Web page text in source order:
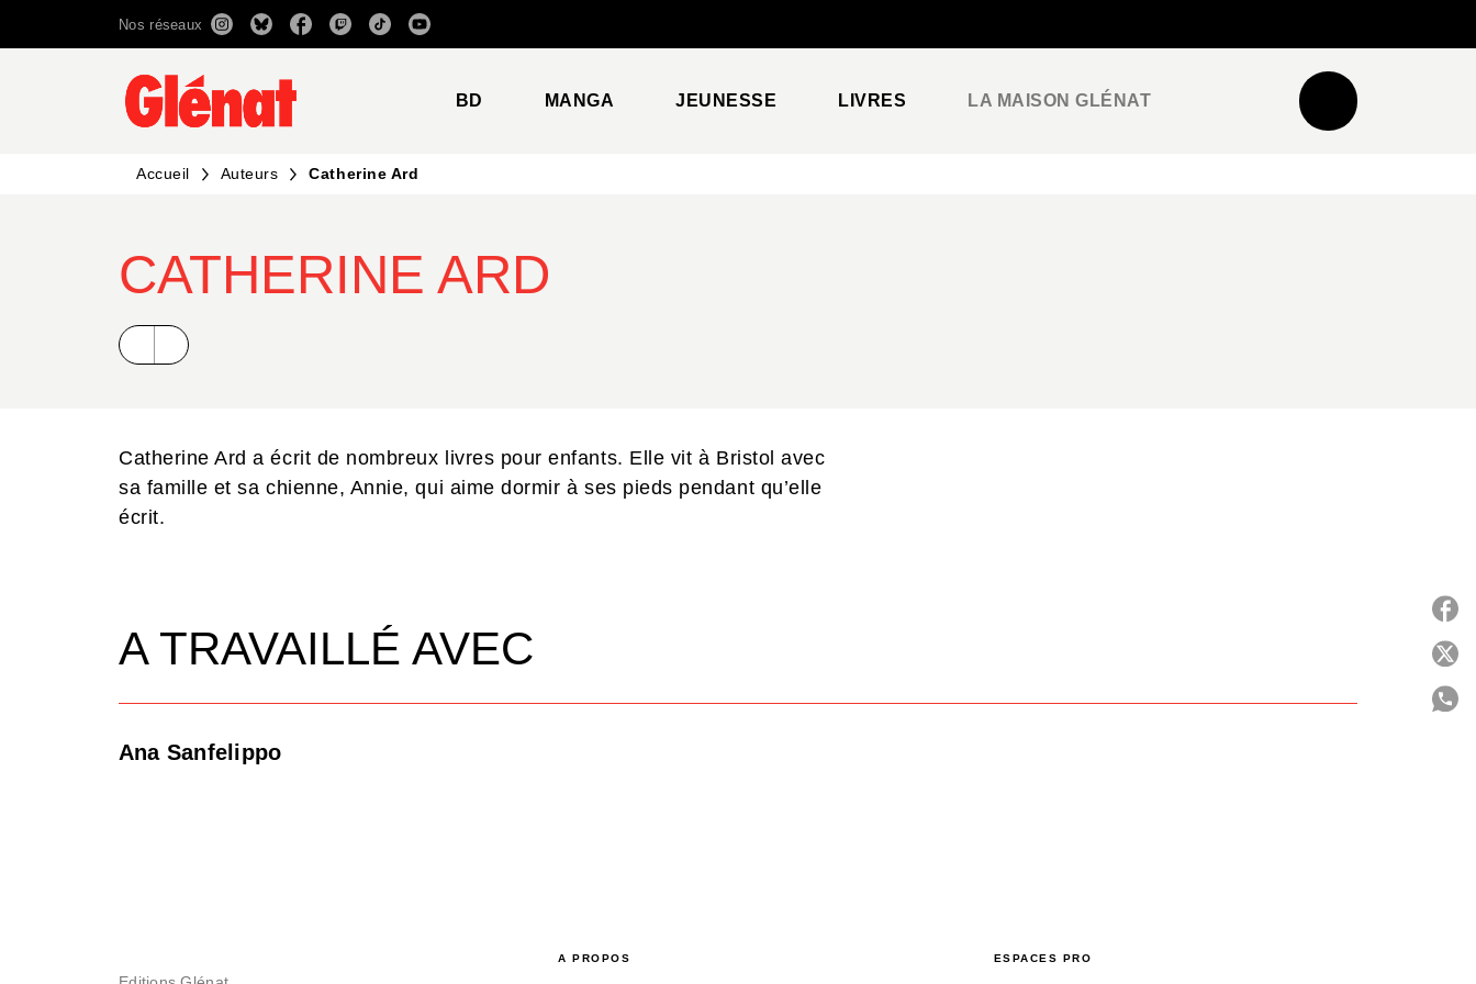
RECHERCHE CONTENU
Nos réseaux
BD MANGA JEUNESSE LIVRES LA MAISON GLÉNAT
Accueil Auteurs Catherine Ard
CATHERINE ARD
Catherine Ard a écrit de nombreux livres pour enfants. Elle vit à Bristol avec
sa famille et sa chienne, Annie, qui aime dormir à ses pieds pendant qu’elle
écrit.
A TRAVAILLÉ AVEC
Ana Sanfelippo
A PROPOS ESPACES PRO